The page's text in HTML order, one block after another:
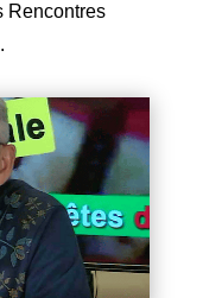
Rencontres